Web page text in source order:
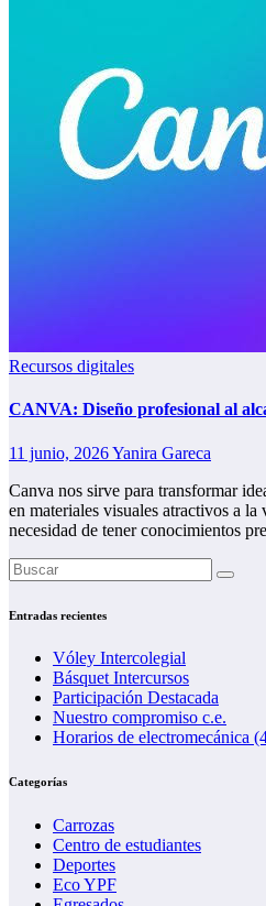
Recursos digitales
CANVA: Diseño profesional al
11 junio, 2026Yanira Gareca
Canva nos sirve para transformar
en materiales visuales atractivos a la
necesidad de tener conocimientos
Entradas recientes
Vóley Intercolegial
Básquet Intercursos
Participación Destacada
Nuestro compromiso c.e.
Horarios de electromecánica
Categorías
Carrozas
Centro de estudiantes
Deportes
Eco YPF